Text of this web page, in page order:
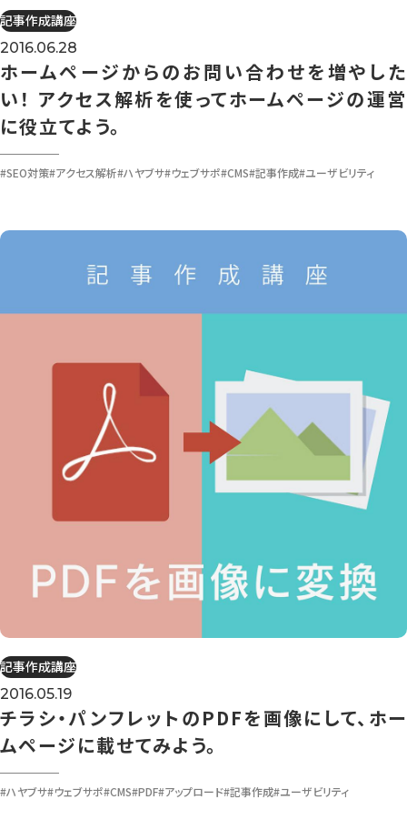
記事作成講座
2016.06.28
ホームページからのお問い合わせを増やした
い！ アクセス解析を使ってホームページの運営
に役立てよう。
#SEO対策#アクセス解析#ハヤブサ#ウェブサポ#CMS#記事作成#ユーザビリティ
記事作成講座
2016.05.19
チラシ・パンフレットのPDFを画像にして、ホー
ムページに載せてみよう。
#ハヤブサ#ウェブサポ#CMS#PDF#アップロード#記事作成#ユーザビリティ